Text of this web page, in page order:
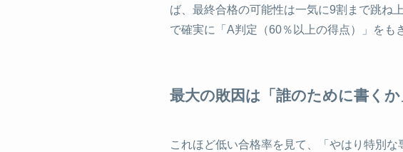
ば、最終合格の可能性は一気に9割まで跳ね
で確実に「A判定（60％以上の得点）」をも
最大の敗因は「誰のために書くか
これほど低い合格率を見て、「やはり特別